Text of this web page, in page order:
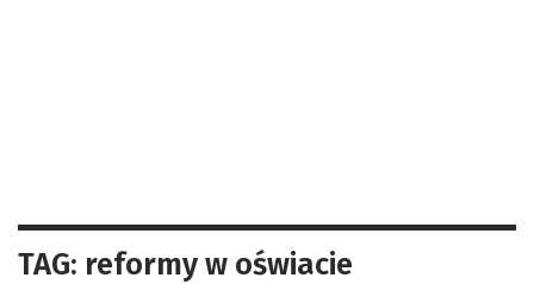
TAG: reformy w oświacie